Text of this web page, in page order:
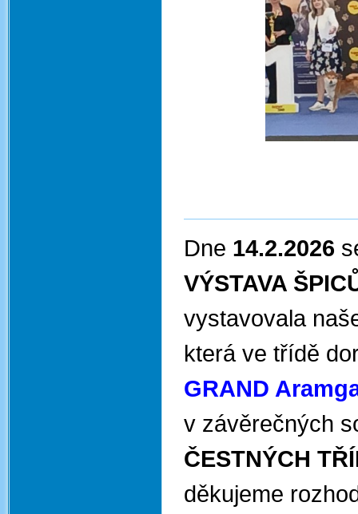
Dne 14.2.2026
VÝSTAVA
vystavovala
která ve třídě
GRAND
v závěrečných
ČESTNÝCH
děkujeme